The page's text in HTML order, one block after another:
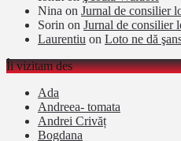
Nina on Jurnal de consilier
Sorin on Jurnal de consilier
Laurentiu on Loto ne dă
Îi vizitam des
Ada
Andreea- tomata
Andrei Crivăț
Bogdana